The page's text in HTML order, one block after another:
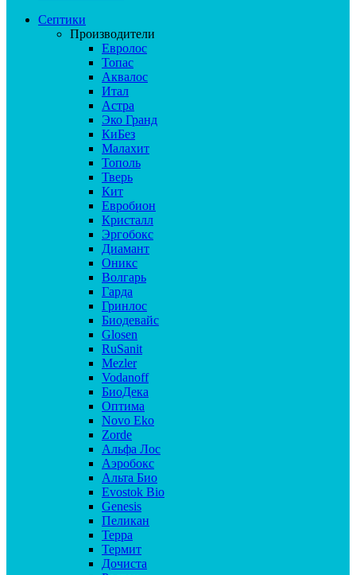
Септики
Производители
Евролос
Топас
Аквалос
Итал
Астра
Эко Гранд
КиБез
Малахит
Тополь
Тверь
Кит
Евробион
Кристалл
Эргобокс
Диамант
Оникс
Волгарь
Гарда
Гринлос
Биодевайс
Glosen
RuSanit
Mezler
Vodanoff
БиоДека
Оптима
Novo Eko
Zorde
Альфа Лос
Аэробокс
Альта Био
Evostok Bio
Genesis
Пеликан
Терра
Термит
Дочиста